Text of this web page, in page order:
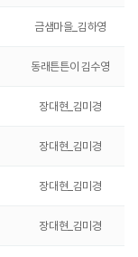
금샘마을_김하영
동래튼튼이 김수영
장대현_김미경
장대현_김미경
장대현_김미경
장대현_김미경